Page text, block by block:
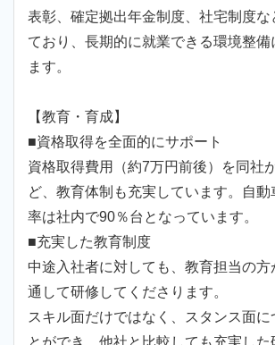
表彰、確定拠出年金制度、社宅制度な
ており、長期的に就業できる環境整備
ます。
【教育・育成】
■資格取得を全面的にサポート
資格取得費用（約7万円前後）を同社
ど、教育体制も充実しています。自
率は社内で90％台となっています。
■充実した教育制度
中途入社者に対しても、教育担当の方
通して研修してくださります。
スキル面だけではなく、スタンス面に
とができ、他社と比較しても充実した